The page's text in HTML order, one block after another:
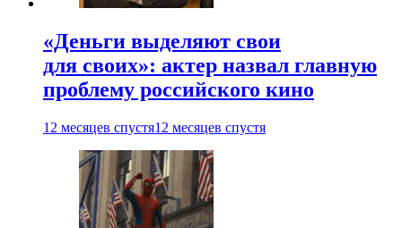
«Деньги выделяют свои
для своих»: актер назвал главную
проблему российского кино
12 месяцев спустя12 месяцев спустя